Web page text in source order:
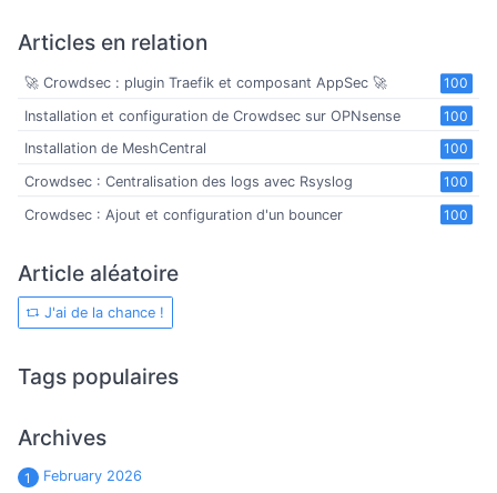
Articles en relation
100
🚀 Crowdsec : plugin Traefik et composant AppSec 🚀
100
Installation et configuration de Crowdsec sur OPNsense
100
Installation de MeshCentral
100
Crowdsec : Centralisation des logs avec Rsyslog
100
Crowdsec : Ajout et configuration d'un bouncer
Article aléatoire
J'ai de la chance !
Tags populaires
Archives
1
February 2026